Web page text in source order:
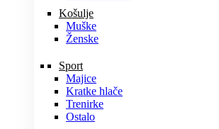
Košulje
Muške
Ženske
Sport
Majice
Kratke hlače
Trenirke
Ostalo